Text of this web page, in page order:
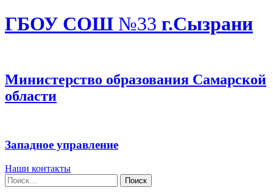
ГБОУ СОШ №33 г.Сызрани
Министерство образования Самарской
области
Западное управление
Наши контакты
Найти: